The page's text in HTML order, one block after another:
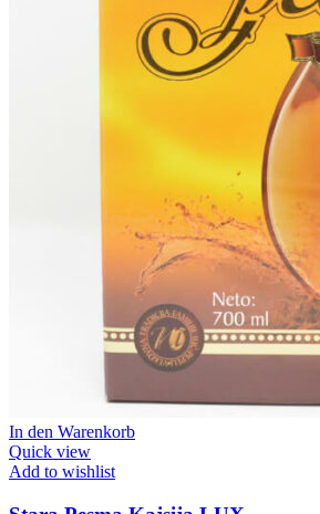
In den Warenkorb
Quick view
Add to wishlist